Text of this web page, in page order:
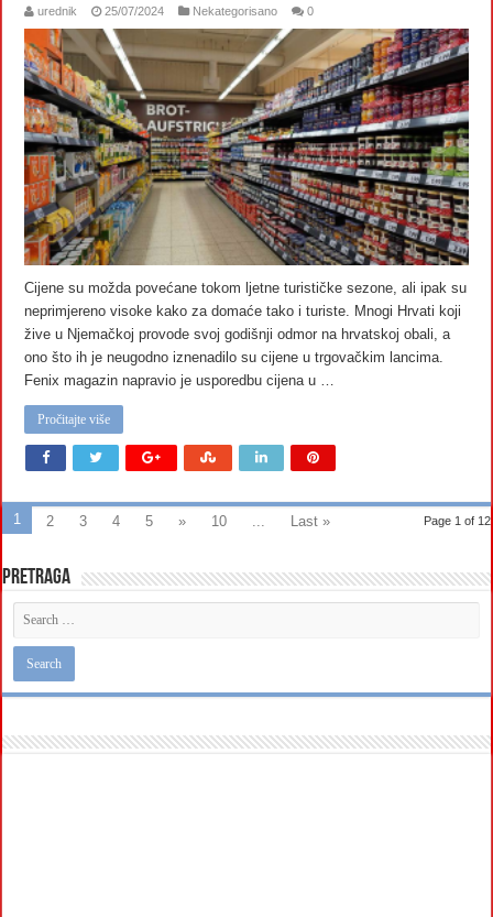
urednik 25/07/2024 Nekategorisano 0
Cijene su možda povećane tokom ljetne turističke sezone, ali ipak su
neprimjereno visoke kako za domaće tako i turiste. Mnogi Hrvati koji
žive u Njemačkoj provode svoj godišnji odmor na hrvatskoj obali, a
ono što ih je neugodno iznenadilo su cijene u trgovačkim lancima.
Fenix magazin napravio je usporedbu cijena u …
Pročitajte više
Page 1 of 12
1 2 3 4 5 » 10 Last »
Pretraga